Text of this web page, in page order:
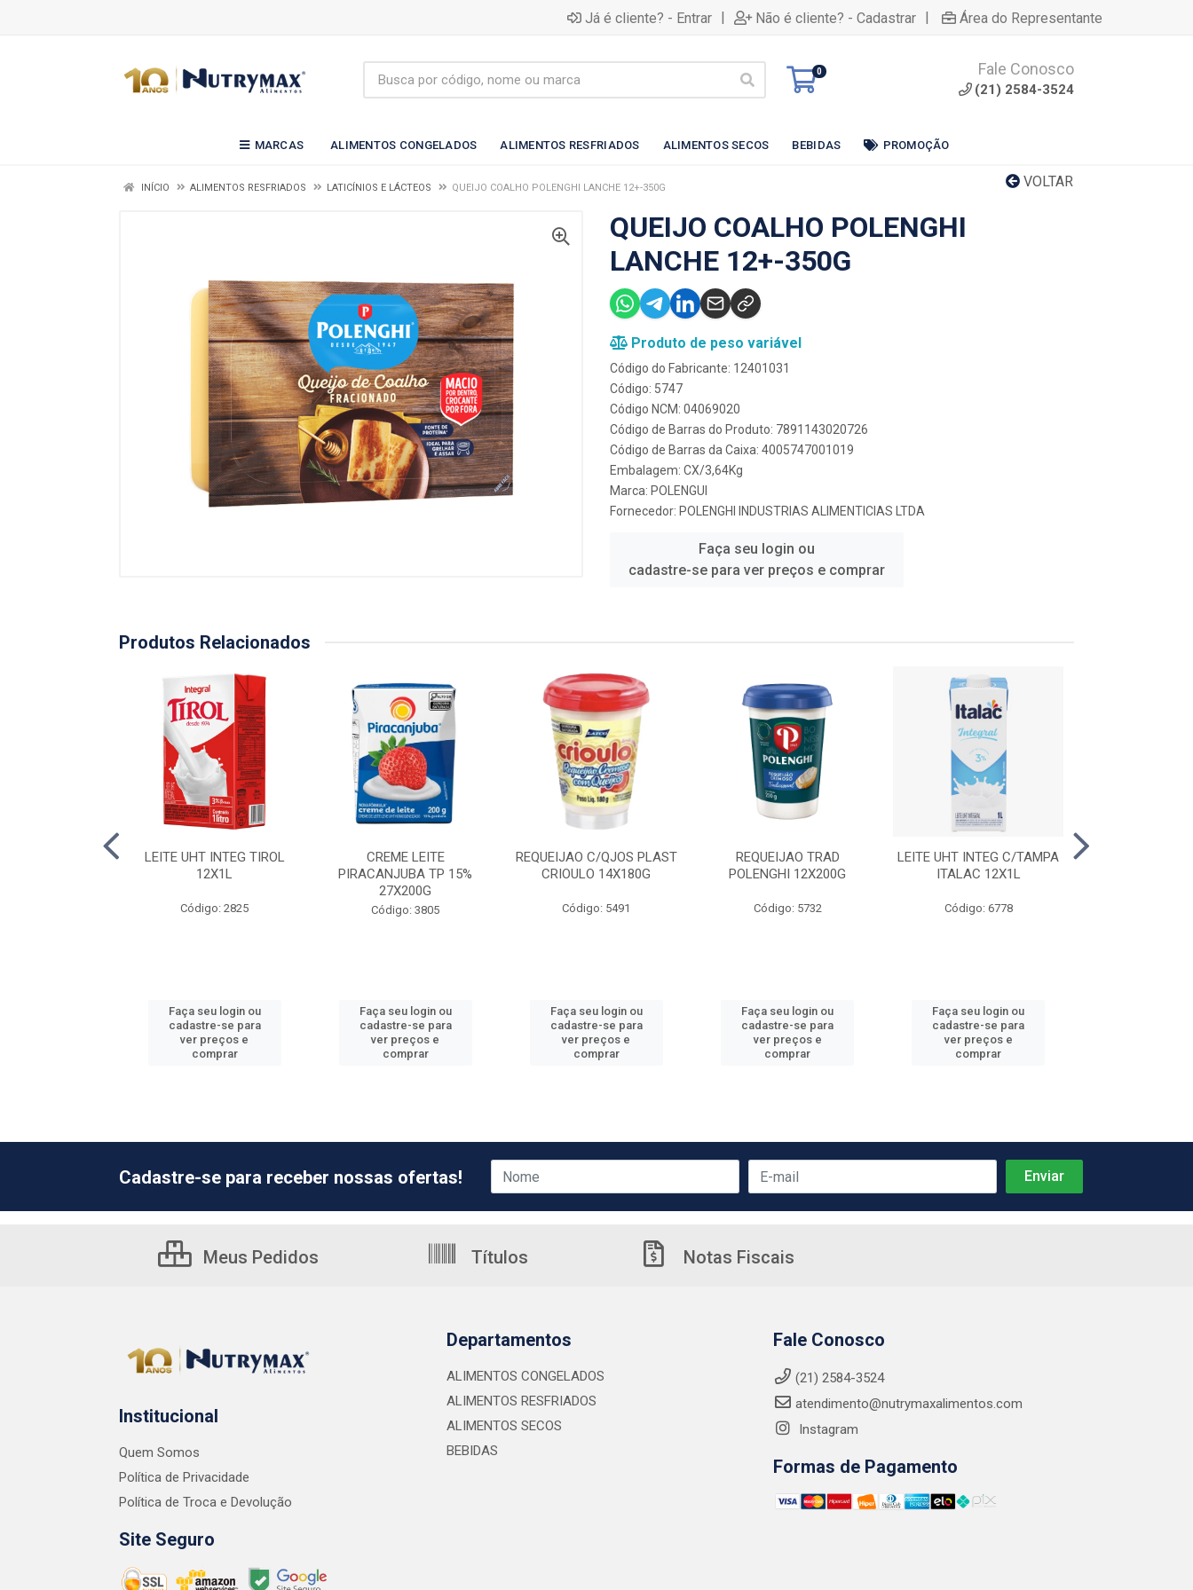
Já é cliente? - Entrar | Não é cliente? - Cadastrar | Área do Representante
0 Fale Conosco
(21) 2584-3524
MARCAS ALIMENTOS CONGELADOS ALIMENTOS RESFRIADOS ALIMENTOS SECOS BEBIDAS PROMOÇÃO
VOLTAR
INÍCIO ALIMENTOS RESFRIADOS LATICÍNIOS E LÁCTEOS QUEIJO COALHO POLENGHI LANCHE 12+-350G
QUEIJO COALHO POLENGHI
LANCHE 12+-350G
Produto de peso variável
Código do Fabricante: 12401031
Código: 5747
Código NCM: 04069020
Código de Barras do Produto: 7891143020726
Código de Barras da Caixa: 4005747001019
Embalagem: CX/3,64Kg
Marca: POLENGUI
Fornecedor: POLENGHI INDUSTRIAS ALIMENTICIAS LTDA
Faça seu login ou
cadastre-se para ver preços e comprar
Produtos Relacionados
LEITE UHT INTEG TIROL
12X1L
Código: 2825
Faça seu login ou
cadastre-se para
ver preços e
comprar
CREME LEITE
PIRACANJUBA TP 15%
27X200G
Código: 3805
Faça seu login ou
cadastre-se para
ver preços e
comprar
REQUEIJAO C/QJOS PLAST
CRIOULO 14X180G
Código: 5491
Faça seu login ou
cadastre-se para
ver preços e
comprar
REQUEIJAO TRAD
POLENGHI 12X200G
Código: 5732
Faça seu login ou
cadastre-se para
ver preços e
comprar
LEITE UHT INTEG C/TAMPA
ITALAC 12X1L
Código: 6778
Faça seu login ou
cadastre-se para
ver preços e
comprar
Cadastre-se para receber nossas ofertas!
Meus Pedidos Títulos Notas Fiscais
Institucional
Quem Somos
Política de Privacidade
Política de Troca e Devolução
Site Seguro
Departamentos
ALIMENTOS CONGELADOS
ALIMENTOS RESFRIADOS
ALIMENTOS SECOS
BEBIDAS
Fale Conosco
(21) 2584-3524
atendimento@nutrymaxalimentos.com
Instagram
Formas de Pagamento